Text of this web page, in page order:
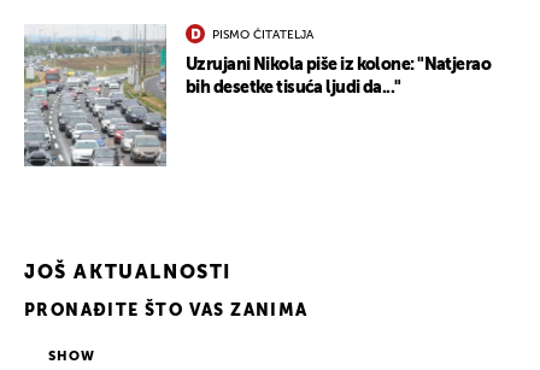
PISMO ČITATELJA
Uzrujani Nikola piše iz kolone: "Natjerao
bih desetke tisuća ljudi da..."
JOŠ AKTUALNOSTI
PRONAĐITE ŠTO VAS ZANIMA
SHOW